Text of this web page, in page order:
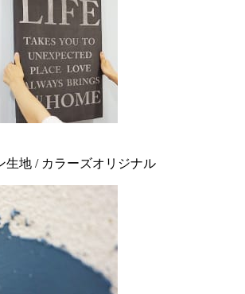
生地 / カラーズオリジナル